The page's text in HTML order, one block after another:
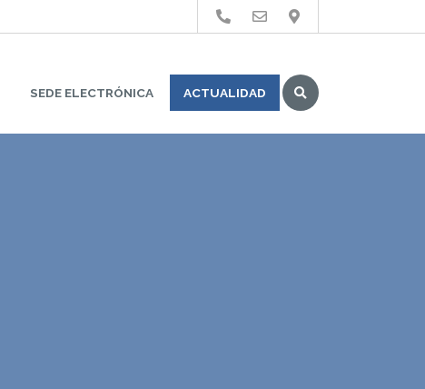
SEDE ELECTRÓNICA ACTUALIDAD
Buscar